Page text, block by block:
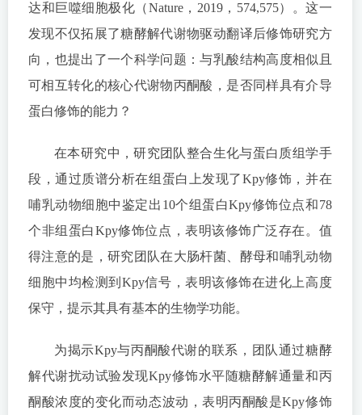
达和巨噬细胞极化（Nature，2019，574,575）。这一
发现不仅拓展了糖酵解代谢物驱动翻译后修饰研究方
向，也提出了一个科学问题：与乳酸结构高度相似且
可相互转化的核心代谢物丙酮酸，是否同样具有介导
蛋白修饰的能力？
在本研究中，研究团队整合生化与蛋白质组学手
段，通过质谱分析在组蛋白上发现了Kpy修饰，并在
哺乳动物细胞中鉴定出10个组蛋白Kpy修饰位点和78
个非组蛋白Kpy修饰位点，表明该修饰广泛存在。值
得注意的是，研究团队在大肠杆菌、酵母和哺乳动物
细胞中均检测到Kpy信号，表明该修饰在进化上高度
保守，提示其具有基本的生物学功能。
为揭示Kpy与丙酮酸代谢的联系，团队通过糖酵
解代谢扰动试验发现Kpy修饰水平随糖酵解通量和丙
酮酸浓度的变化而动态波动，表明丙酮酸是Kpy修饰